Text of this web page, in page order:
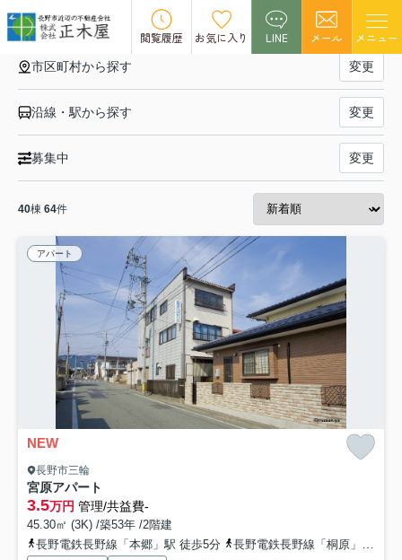
閲覧履歴 お気に入り LINE メール メニュー
【賃貸】「都市ガス」の一覧
市区町村から探す 変更
沿線・駅から探す 変更
募集中 変更
40棟 64件
アパート
NEW
長野市三輪
宮原アパート
3.5万円 管理/共益費-
45.30㎡ (3K) /築53年 /2階建
長野電鉄長野線「本郷」駅 徒歩5分
長野電鉄長野線「桐原」駅 徒歩12分